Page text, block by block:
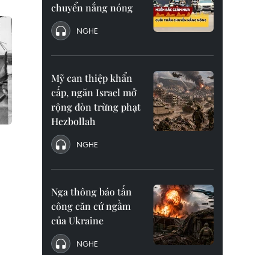
chuyển nắng nóng
NGHE
Mỹ can thiệp khẩn
cấp, ngăn Israel mở
rộng đòn trừng phạt
Hezbollah
NGHE
Nga thông báo tấn
công căn cứ ngầm
của Ukraine
NGHE